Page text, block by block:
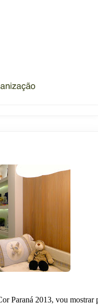
Paraná 2013, vou mostrar